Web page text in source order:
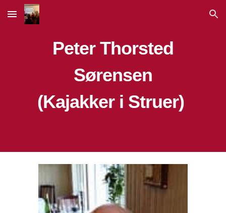
Skip to main content Skip to navigation
Peter Thorsted
Sørensen
(Kajakker i Struer)